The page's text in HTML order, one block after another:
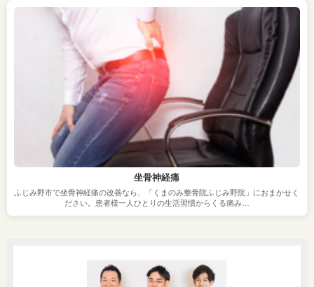
坐骨神経痛
ふじみ野市で坐骨神経痛の改善なら、「くまのみ整骨院ふじみ野院」におまかせく
ださい。患者様一人ひとりの生活習慣からくる痛み…